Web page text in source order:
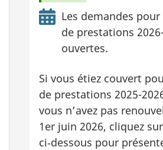
Les demandes
de prestations
ouvertes.
Si vous étiez couvert
de prestations 2025-
vous n’avez pas
1er juin 2026, cliquez
ci‑dessous pour